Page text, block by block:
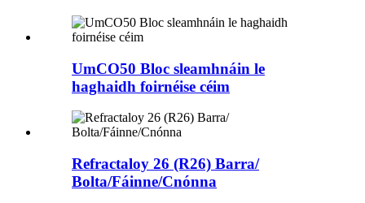
UmCO50 Bloc sleamhnáin le
haghaidh foirnéise céim
Refractaloy 26 (R26) Barra/
Bolta/Fáinne/Cnónna